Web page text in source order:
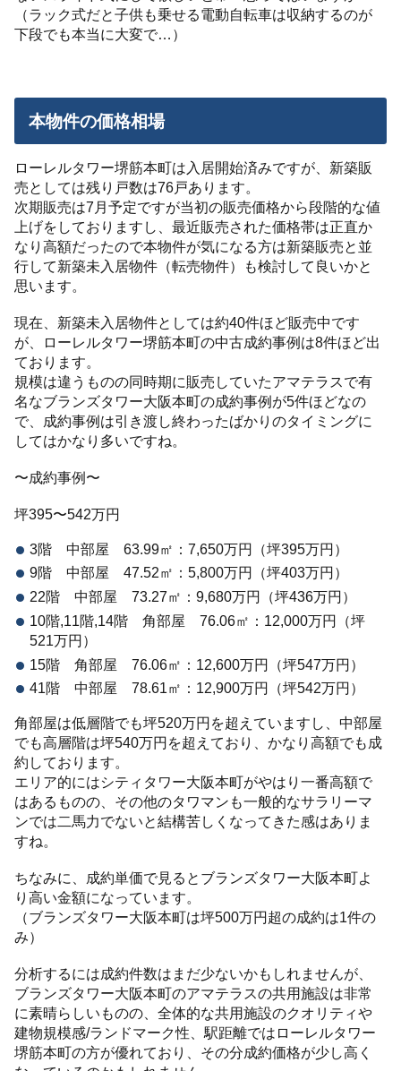
（ラック式だと子供も乗せる電動自転車は収納するのが
下段でも本当に大変で…）
本物件の価格相場
ローレルタワー堺筋本町は入居開始済みですが、新築販
売としては残り戸数は76戸あります。
次期販売は7月予定ですが当初の販売価格から段階的な値
上げをしておりますし、最近販売された価格帯は正直か
なり高額だったので本物件が気になる方は新築販売と並
行して新築未入居物件（転売物件）も検討して良いかと
思います。
現在、新築未入居物件としては約40件ほど販売中です
が、ローレルタワー堺筋本町の中古成約事例は8件ほど出
ております。
規模は違うものの同時期に販売していたアマテラスで有
名なブランズタワー大阪本町の成約事例が5件ほどなの
で、成約事例は引き渡し終わったばかりのタイミングに
してはかなり多いですね。
〜成約事例〜
坪395〜542万円
3階 中部屋 63.99㎡：7,650万円（坪395万円）
9階 中部屋 47.52㎡：5,800万円（坪403万円）
22階 中部屋 73.27㎡：9,680万円（坪436万円）
10階,11階,14階 角部屋 76.06㎡：12,000万円（坪
521万円）
15階 角部屋 76.06㎡：12,600万円（坪547万円）
41階 中部屋 78.61㎡：12,900万円（坪542万円）
角部屋は低層階でも坪520万円を超えていますし、中部屋
でも高層階は坪540万円を超えており、かなり高額でも成
約しております。
エリア的にはシティタワー大阪本町がやはり一番高額で
はあるものの、その他のタワマンも一般的なサラリーマ
ンでは二馬力でないと結構苦しくなってきた感はありま
すね。
ちなみに、成約単価で見るとブランズタワー大阪本町よ
り高い金額になっています。
（ブランズタワー大阪本町は坪500万円超の成約は1件の
み）
分析するには成約件数はまだ少ないかもしれませんが、
ブランズタワー大阪本町のアマテラスの共用施設は非常
に素晴らしいものの、全体的な共用施設のクオリティや
建物規模感/ランドマーク性、駅距離ではローレルタワー
堺筋本町の方が優れており、その分成約価格が少し高く